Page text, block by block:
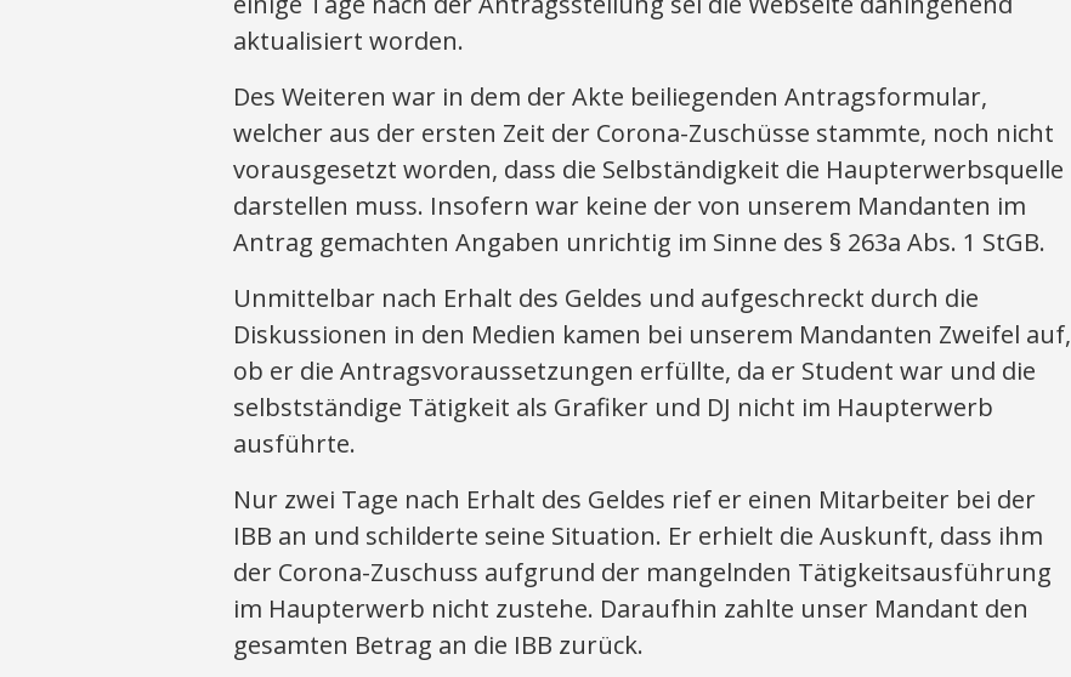
aktualisiert worden.
Des Weiteren war in dem der Akte beiliegenden Antragsformular,
welcher aus der ersten Zeit der Corona-Zuschüsse stammte, noch nicht
vorausgesetzt worden, dass die Selbständigkeit die Haupterwerbsquelle
darstellen muss. Insofern war keine der von unserem Mandanten im
Antrag gemachten Angaben unrichtig im Sinne des § 263a Abs. 1 StGB.
Unmittelbar nach Erhalt des Geldes und aufgeschreckt durch die
Diskussionen in den Medien kamen bei unserem Mandanten Zweifel auf,
ob er die Antragsvoraussetzungen erfüllte, da er Student war und die
selbstständige Tätigkeit als Grafiker und DJ nicht im Haupterwerb
ausführte.
Nur zwei Tage nach Erhalt des Geldes rief er einen Mitarbeiter bei der
IBB an und schilderte seine Situation. Er erhielt die Auskunft, dass ihm
der Corona-Zuschuss aufgrund der mangelnden Tätigkeitsausführung
im Haupterwerb nicht zustehe. Daraufhin zahlte unser Mandant den
gesamten Betrag an die IBB zurück.